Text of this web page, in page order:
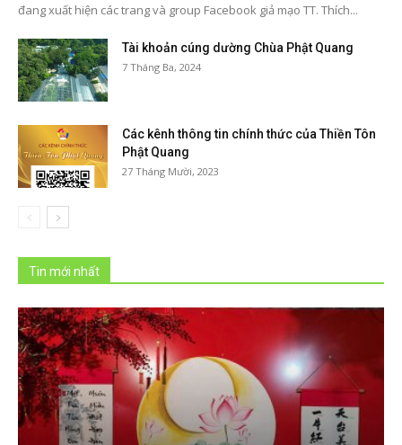
đang xuất hiện các trang và group Facebook giả mạo TT. Thích...
Tài khoản cúng dường Chùa Phật Quang
7 Tháng Ba, 2024
Các kênh thông tin chính thức của Thiền Tôn
Phật Quang
27 Tháng Mười, 2023
Tin mới nhất